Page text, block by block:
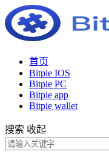
首页
Bitpie IOS
Bitpie PC
Bitpie app
Bitpie wallet
搜索 收起